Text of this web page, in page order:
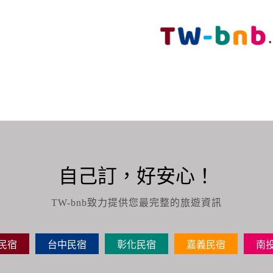
自己訂，好安心！
TW-bnb致力提供您最完整的旅遊資訊
宿 台中民宿 彰化民宿 嘉義民宿 南